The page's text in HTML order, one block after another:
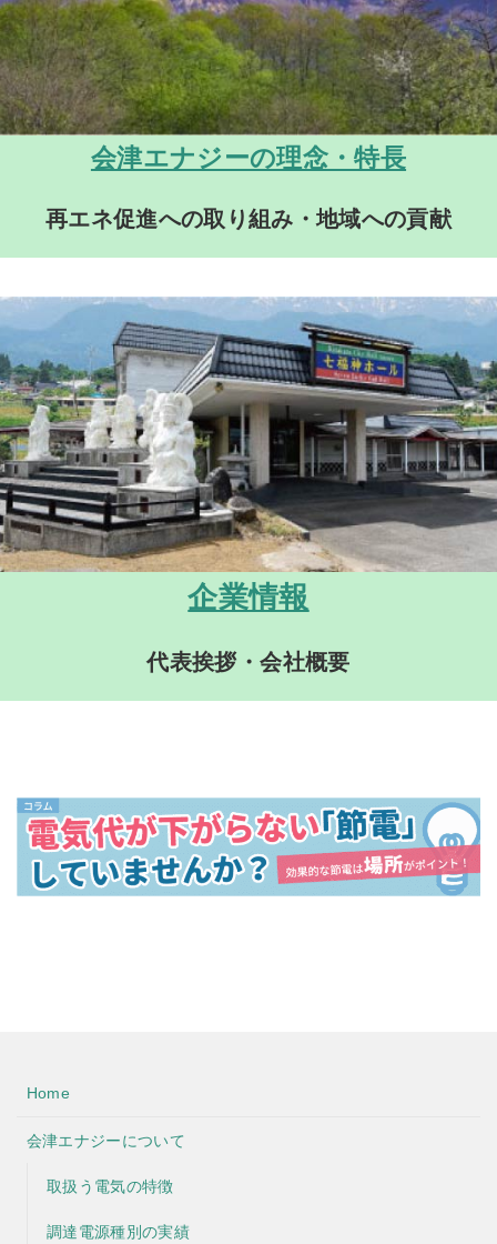
会津エナジーの理念・特長
再エネ促進への取り組み・地域への貢献
企業情報
代表挨拶・会社概要
Home
会津エナジーについて
取扱う電気の特徴
調達電源種別の実績